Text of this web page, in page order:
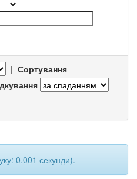
| Сортування
0.001 секунди).